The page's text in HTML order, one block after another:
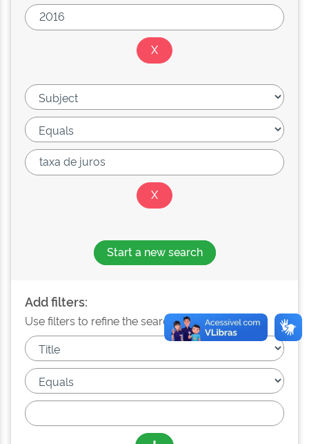
Start a new search
Add filters:
Use filters to refine the search results.